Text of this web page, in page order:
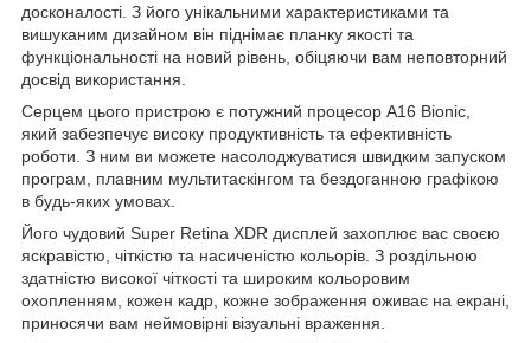
досконалості. З його унікальними характеристиками та
вишуканим дизайном він піднімає планку якості та
функціональності на новий рівень, обіцяючи вам неповторний
досвід використання.
Серцем цього пристрою є потужний процесор A16 Bionic,
який забезпечує високу продуктивність та ефективність
роботи. З ним ви можете насолоджуватися швидким запуском
програм, плавним мультитаскінгом та бездоганною графікою
в будь-яких умовах.
Його чудовий Super Retina XDR дисплей захоплює вас своєю
яскравістю, чіткістю та насиченістю кольорів. З роздільною
здатністю високої чіткості та широким кольоровим
охопленням, кожен кадр, кожне зображення оживає на екрані,
приносячи вам неймовірні візуальні враження.